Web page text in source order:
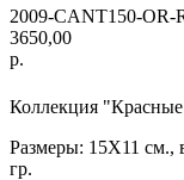
2009-CANT150-OR-
3650,00
р.
Коллекция
Размеры: 15Х11 см.,
гр.